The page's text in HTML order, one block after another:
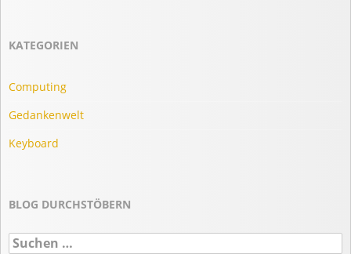
KATEGORIEN
Computing
Gedankenwelt
Keyboard
BLOG DURCHSTÖBERN
Suchen